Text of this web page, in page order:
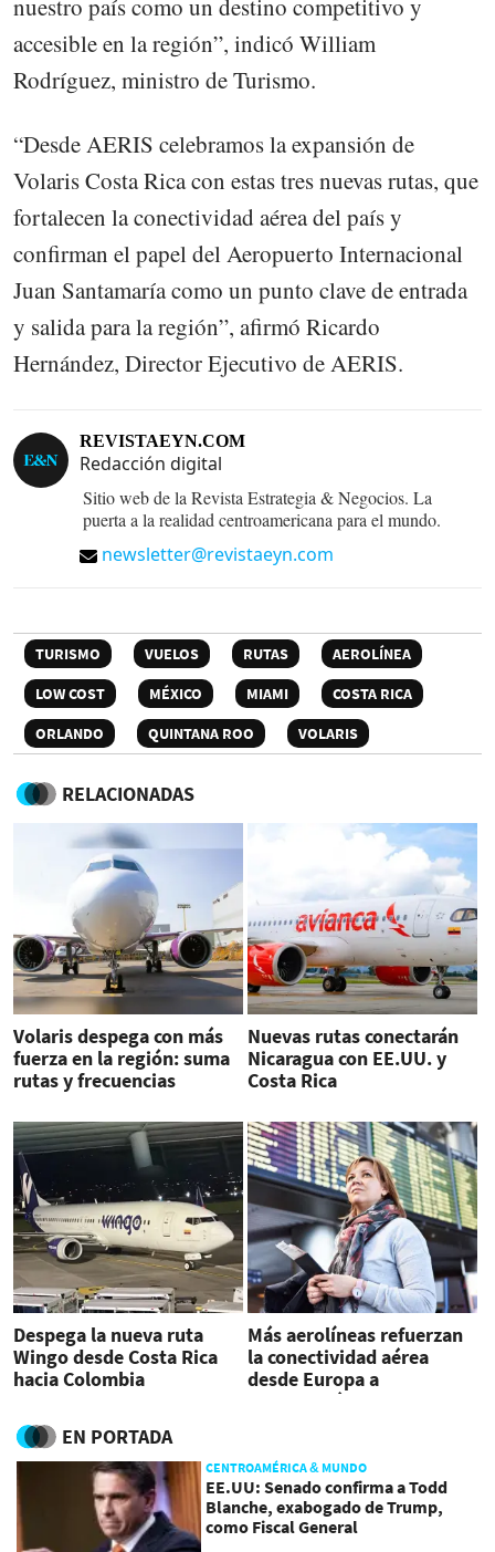
nuestro país como un destino competitivo y
accesible en la región”, indicó William
Rodríguez, ministro de Turismo.
“Desde AERIS celebramos la expansión de
Volaris Costa Rica con estas tres nuevas rutas, que
fortalecen la conectividad aérea del país y
confirman el papel del Aeropuerto Internacional
Juan Santamaría como un punto clave de entrada
y salida para la región”, afirmó Ricardo
Hernández, Director Ejecutivo de AERIS.
REVISTAEYN.COM
Redacción digital
Sitio web de la Revista Estrategia & Negocios. La
puerta a la realidad centroamericana para el mundo.
newsletter@revistaeyn.com
TURISMO VUELOS RUTAS
AEROLÍNEA
LOW COST
MÉXICO MIAMI
COSTA RICA
ORLANDO
QUINTANA ROO VOLARIS
RELACIONADAS
Volaris despega con más
fuerza en la región: suma
rutas y frecuencias
Nuevas rutas conectarán
Nicaragua con EE.UU. y
Costa Rica
Despega la nueva ruta
Wingo desde Costa Rica
hacia Colombia
Más aerolíneas refuerzan
la conectividad aérea
desde Europa a
Centroamérica
EN PORTADA
CENTROAMÉRICA & MUNDO
EE.UU: Senado confirma a Todd
Blanche, exabogado de Trump,
como Fiscal General